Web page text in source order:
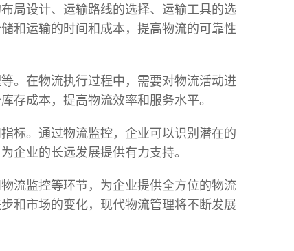
局设计、运输路线的选择、运输工具的选
和运输的时间和成本，提高物流的可靠性
。在物流执行过程中，需要对物流活动进
存成本，提高物流效率和服务水平。
标。通过物流监控，企业可以识别潜在的
企业的长远发展提供有力支持。
流监控等环节，为企业提供全方位的物流
和市场的变化，现代物流管理将不断发展